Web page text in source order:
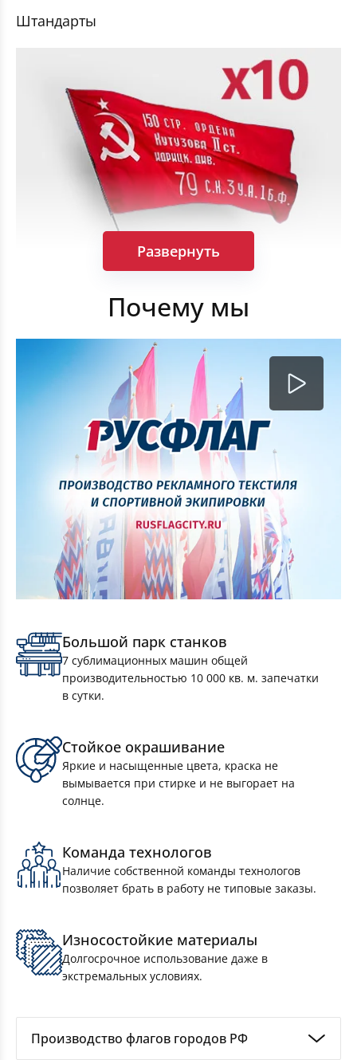
Штандарты
Комплект Флагов Победы 90×135см 10 штук
Комплект Флагов Москвы 90×135см 10 штук
Комплект Флагов Московской области
90×135см 10 штук
Развернуть
Почему мы
Большой парк станков
7 сублимационных машин общей
производительностью 10 000 кв. м. запечатки
в сутки.
Стойкое окрашивание
Яркие и насыщенные цвета, краска не
вымывается при стирке и не выгорает на
солнце.
Команда технологов
Наличие собственной команды технологов
позволяет брать в работу не типовые заказы.
Износостойкие материалы
Долгосрочное использование даже в
экстремальных условиях.
Производство флагов городов РФ